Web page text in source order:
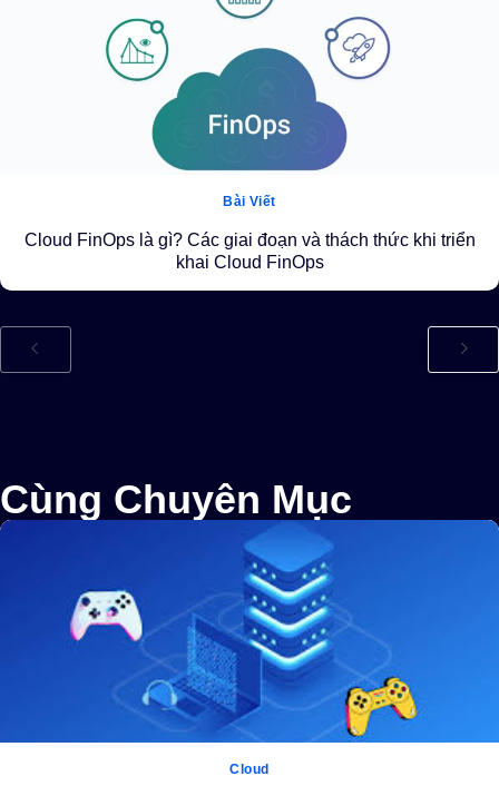
Bài Viết
Cloud FinOps là gì? Các giai đoạn và thách thức khi triển
khai Cloud FinOps
Cùng Chuyên Mục
Cloud